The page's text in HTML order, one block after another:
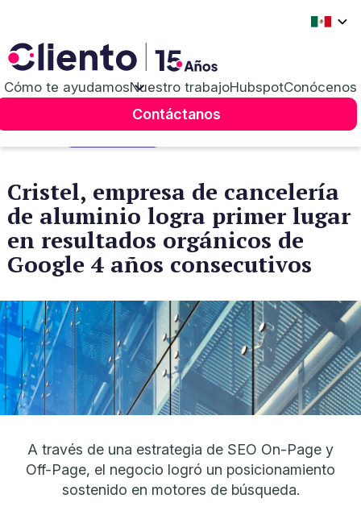
Cómo te ayudamosNuestro trabajoHubspotConócenos
Contáctanos
Caso de éxito
Cristel, empresa de cancelería
de aluminio logra primer lugar
en resultados orgánicos de
Google 4 años consecutivos
A través de una estrategia de SEO On-Page y
Off-Page, el negocio logró un posicionamiento
sostenido en motores de búsqueda.